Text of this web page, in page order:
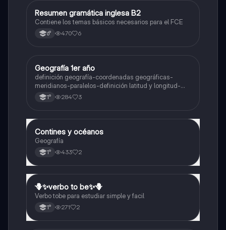
Inglés
Resumen gramática inglesa B2
Contiene los temas básicos necesarios para el FCE
6° 470 6
Geografía
Geografía 1er año
definición geografía-coordenadas geográficas-
meridianos-paralelos-definición latitud y longitud-
elementos del mapa-definición mapa-localización
relativa y absoluta
1° 284 3
Geografía
Contines y océanos
Geografía
1° 433 2
Inglés
🪻✨️verbo to be✨️🪻
Verbo tobe para estudiar simple y facil
1° 271 2